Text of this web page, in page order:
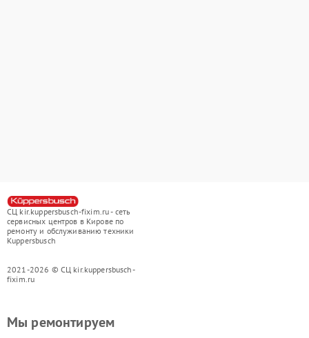
СЦ kir.kuppersbusch-fixim.ru - сеть
сервисных центров в Кирове по
ремонту и обслуживанию техники
Kuppersbusch
2021-2026 © СЦ kir.kuppersbusch-
fixim.ru
Мы ремонтируем